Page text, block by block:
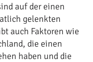
auf der einen
gelenkten
auch Faktoren wie
die einen
haben und die